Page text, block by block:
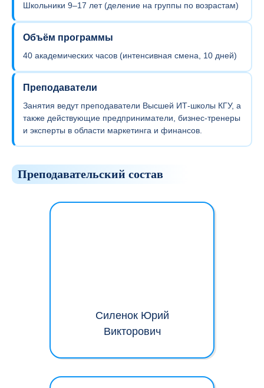
Школьники 9–17 лет (деление на группы по возрастам)
Объём программы
40 академических часов (интенсивная смена, 10 дней)
Преподаватели
Занятия ведут преподаватели Высшей ИТ-школы КГУ, а
также действующие предприниматели, бизнес-тренеры
и эксперты в области маркетинга и финансов.
Преподавательский состав
Силенок Юрий
Викторович